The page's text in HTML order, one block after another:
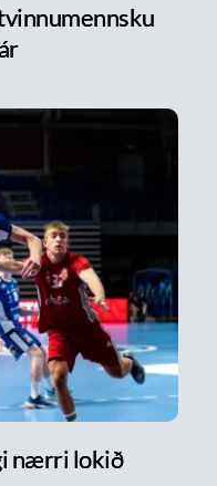
nærri lokið